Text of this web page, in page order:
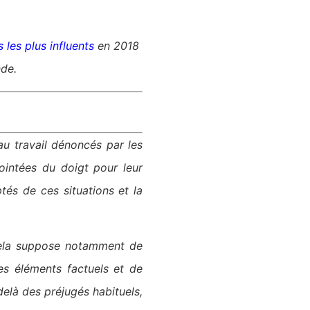
les plus influents en 2018
travail dénoncés par les
du doigt pour leur
de ces situations et la
suppose notamment de
éléments factuels et de
des préjugés habituels,